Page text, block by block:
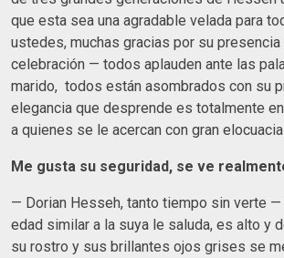
que esta sea una agradable velada para
ustedes, muchas gracias por su
celebración — todos aplauden ante las
marido, todos están asombrados con su
elegancia que desprende es totalmente
a quienes se le acercan con gran
Me gusta su seguridad, se ve
— Dorian Hesseh, tanto tiempo sin verte —
edad similar a la suya le saluda, es alto y
su rostro y sus brillantes ojos grises se